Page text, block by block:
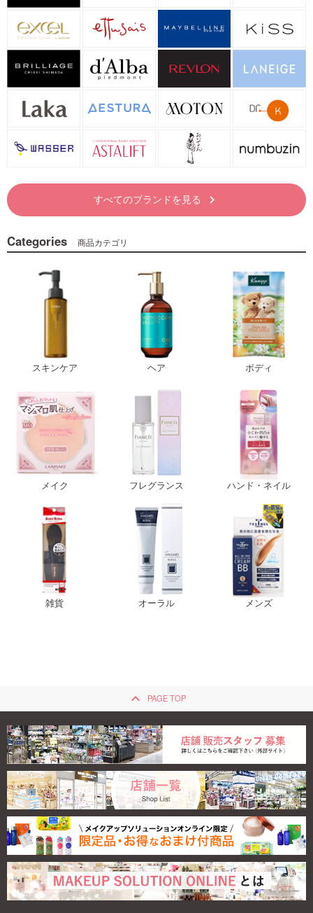
すべてのブランドを見る keyboard_arrow_right
Categories 商品カテゴリ
スキンケア ヘア ボディ
メイク フレグランス ハンド・ネイル
雑貨 オーラル メンズ
keyboard_arrow_up PAGE TOP